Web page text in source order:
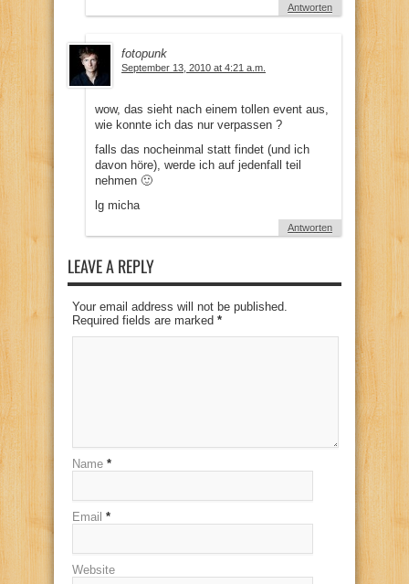
Antworten
fotopunk
September 13, 2010 at 4:21 a.m.
wow, das sieht nach einem tollen event aus,
wie konnte ich das nur verpassen ?
falls das nocheinmal statt findet (und ich
davon höre), werde ich auf jedenfall teil
nehmen 🙂
lg micha
Antworten
LEAVE A REPLY
Your email address will not be published.
Required fields are marked *
Name *
Email *
Website